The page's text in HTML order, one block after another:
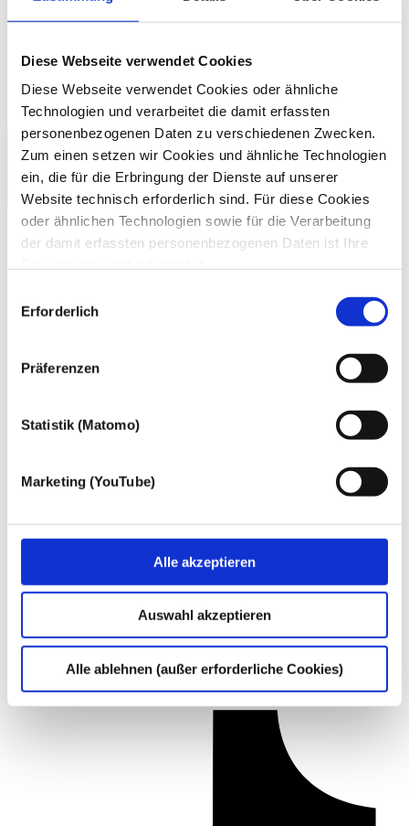
Diese Webseite verwendet Cookies
Diese Webseite verwendet Cookies oder ähnliche
Technologien und verarbeitet die damit erfassten
personenbezogenen Daten zu verschiedenen Zwecken.
Zum einen setzen wir Cookies und ähnliche Technologien
ein, die für die Erbringung der Dienste auf unserer
Website technisch erforderlich sind. Für diese Cookies
oder ähnlichen Technologien sowie für die Verarbeitung
der damit erfassten personenbezogenen Daten ist Ihre
mit Ihrer ausdrücklichen Einwilligung einsetzen und die
Erforderlich
Präferenzen
Statistik (Matomo)
Marketing (YouTube)
Alle akzeptieren
Auswahl akzeptieren
Alle ablehnen (außer erforderliche Cookies)